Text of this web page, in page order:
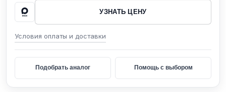
УЗНАТЬ ЦЕНУ
Условия оплаты и доставки
Подобрать аналог Помощь с выбором